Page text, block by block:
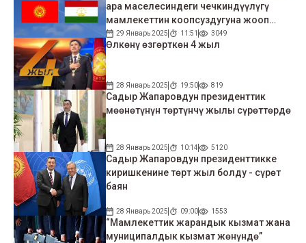
ара маселесиндеги чечкиндүүлүгү
мамлекеттин коопсуздугуна жооп
берген саясат
29 Январь 2025 11:51 3049
Өлкөнү өзгөрткөн 4 жыл
28 Январь 2025 19:50 819
Садыр Жапаровдун президенттик
мөөнөтүнүн төртүнчү жылы сүрөттөрдө
28 Январь 2025 10:14 5120
Садыр Жапаровдун президенттикке
киришкенине төрт жыл болду - сүрөт
баян
28 Январь 2025 09:00 1553
“Мамлекеттик жарандык кызмат жана
муниципалдык кызмат жөнүндө”